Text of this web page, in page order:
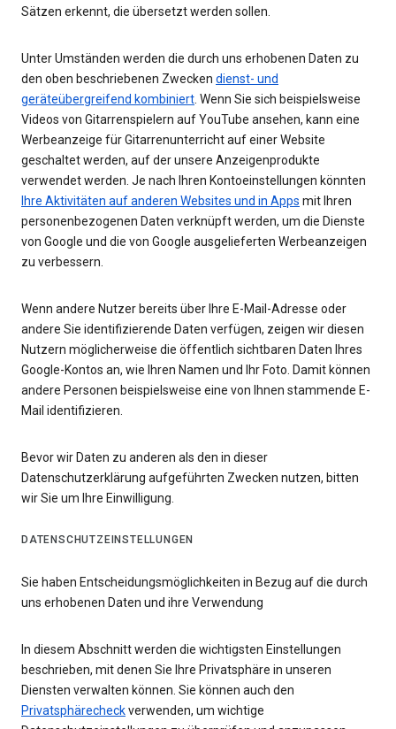
Sätzen erkennt, die übersetzt werden sollen.
Unter Umständen werden die durch uns erhobenen Daten zu
den oben beschriebenen Zwecken dienst- und
geräteübergreifend kombiniert . Wenn Sie sich beispielsweise
Videos von Gitarrenspielern auf YouTube ansehen, kann eine
Werbeanzeige für Gitarrenunterricht auf einer Website
geschaltet werden, auf der unsere Anzeigenprodukte
verwendet werden. Je nach Ihren Kontoeinstellungen könnten
Ihre Aktivitäten auf anderen Websites und in Apps mit Ihren
personenbezogenen Daten verknüpft werden, um die Dienste
von Google und die von Google ausgelieferten Werbeanzeigen
zu verbessern.
Wenn andere Nutzer bereits über Ihre E-Mail-Adresse oder
andere Sie identifizierende Daten verfügen, zeigen wir diesen
Nutzern möglicherweise die öffentlich sichtbaren Daten Ihres
Google-Kontos an, wie Ihren Namen und Ihr Foto. Damit können
andere Personen beispielsweise eine von Ihnen stammende E-
Mail identifizieren.
Bevor wir Daten zu anderen als den in dieser
Datenschutzerklärung aufgeführten Zwecken nutzen, bitten
wir Sie um Ihre Einwilligung.
DATENSCHUTZEINSTELLUNGEN
Sie haben Entscheidungsmöglichkeiten in Bezug auf die durch
uns erhobenen Daten und ihre Verwendung
In diesem Abschnitt werden die wichtigsten Einstellungen
beschrieben, mit denen Sie Ihre Privatsphäre in unseren
Diensten verwalten können. Sie können auch den
Privatsphärecheckverwenden, um wichtige